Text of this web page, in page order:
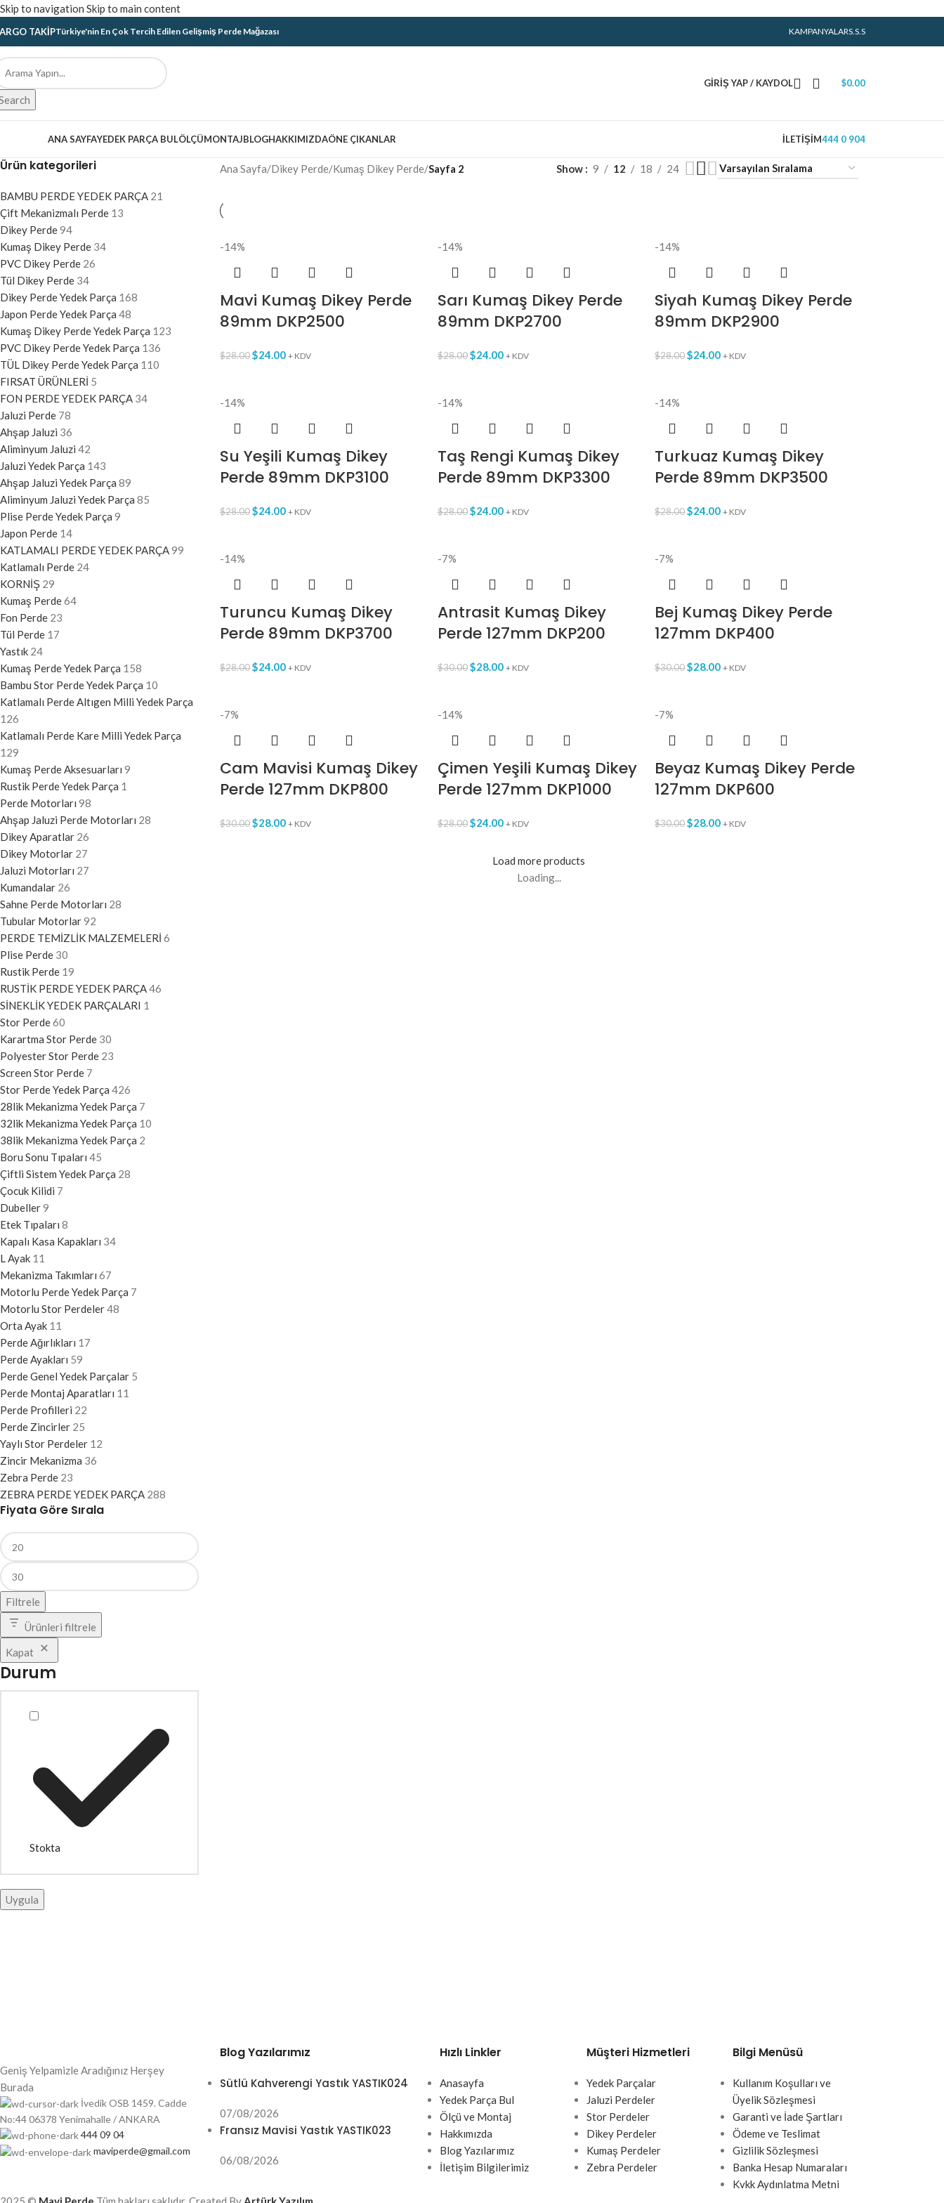
Skip to navigation Skip to main content
TAKIPTürkiye'nin En Çok Tercih Edilen Gelişmiş Perde Mağazası KAMPANYALARS.S.S
GIRIŞ YAP / KAYDOL $0.00
ANA SAYFAYEDEK PARÇA BULÖLÇÜMONTAJBLOGHAKKIMIZDAÖNE ÇIKANLAR İLETIŞIM444 0 904
Ürün kategorileri
BAMBU PERDE YEDEK PARÇA 21
Çift Mekanizmalı Perde 13
Dikey Perde94
Kumaş Dikey Perde 34
PVC Dikey Perde 26
Tül Dikey Perde 34
Dikey Perde Yedek Parça 168
Japon Perde Yedek Parça 48
Kumaş Dikey Perde Yedek Parça 123
PVC Dikey Perde Yedek Parça 136
TÜL Dikey Perde Yedek Parça 110
FIRSAT ÜRÜNLERİ 5
FON PERDE YEDEK PARÇA 34
Jaluzi Perde 78
Ahşap Jaluzi 36
Aliminyum Jaluzi 42
Jaluzi Yedek Parça 143
Ahşap Jaluzi Yedek Parça 89
Aliminyum Jaluzi Yedek Parça 85
Plise Perde Yedek Parça 9
Japon Perde 14
KATLAMALI PERDE YEDEK PARÇA99
Katlamalı Perde 24
KORNİŞ 29
Kumaş Perde64
Fon Perde 23
Tül Perde 17
Yastık 24
Kumaş Perde Yedek Parça 158
Bambu Stor Perde Yedek Parça 10
Katlamalı Perde Altıgen Milli Yedek Parça
126
Katlamalı Perde Kare Milli Yedek Parça
129
Kumaş Perde Aksesuarları 9
Rustik Perde Yedek Parça 1
Perde Motorları 98
Ahşap Jaluzi Perde Motorları 28
Dikey Aparatlar 26
Dikey Motorlar 27
Jaluzi Motorları 27
Kumandalar 26
Sahne Perde Motorları 28
Tubular Motorlar92
PERDE TEMİZLİK MALZEMELERİ 6
Plise Perde 30
Rustik Perde 19
RUSTİK PERDE YEDEK PARÇA46
SİNEKLİK YEDEK PARÇALARI 1
Stor Perde60
Karartma Stor Perde 30
Polyester Stor Perde 23
Screen Stor Perde 7
Stor Perde Yedek Parça 426
28lik Mekanizma Yedek Parça 7
32lik Mekanizma Yedek Parça 10
38lik Mekanizma Yedek Parça 2
Boru Sonu Tıpaları 45
Çiftli Sistem Yedek Parça 28
Çocuk Kilidi 7
Dubeller9
Etek Tıpaları 8
Kapalı Kasa Kapakları 34
L Ayak 11
Mekanizma Takımları 67
Motorlu Perde Yedek Parça 7
Motorlu Stor Perdeler48
Orta Ayak 11
Perde Ağırlıkları 17
Perde Ayakları 59
Perde Genel Yedek Parçalar 5
Perde Montaj Aparatları 11
Perde Profilleri 22
Perde Zincirler 25
Yaylı Stor Perdeler 12
Zincir Mekanizma 36
Zebra Perde 23
ZEBRA PERDE YEDEK PARÇA 288
Fiyata Göre Sırala
Filtrele
Ürünleri filtrele
Kapat
Durum
Stokta
Uygula
Ana Sayfa/Dikey Perde/Kumaş Dikey Perde/Sayfa 2 Show 9 12 18 24
-14%
Mavi Kumaş Dikey Perde
89mm DKP2500
$28.00$24.00 + KDV
-14%
Sarı Kumaş Dikey Perde
89mm DKP2700
$28.00 $24.00 + KDV
-14%
Siyah Kumaş Dikey Perde
89mm DKP2900
$28.00 $24.00 + KDV
-14%
Su Yeşili Kumaş Dikey
Perde 89mm DKP3100
$28.00$24.00 + KDV
-14%
Taş Rengi Kumaş Dikey
Perde 89mm DKP3300
$28.00 $24.00 + KDV
-14%
Turkuaz Kumaş Dikey
Perde 89mm DKP3500
$28.00 $24.00 + KDV
-14%
Turuncu Kumaş Dikey
Perde 89mm DKP3700
$28.00$24.00 + KDV
-7%
Antrasit Kumaş Dikey
Perde 127mm DKP200
$30.00 $28.00 + KDV
-7%
Bej Kumaş Dikey Perde
127mm DKP400
$30.00 $28.00 + KDV
-7%
Cam Mavisi Kumaş Dikey
Perde 127mm DKP800
$30.00$28.00 + KDV
-14%
Çimen Yeşili Kumaş Dikey
Perde 127mm DKP1000
$28.00 $24.00 + KDV
-7%
Beyaz Kumaş Dikey Perde
127mm DKP600
$30.00 $28.00 + KDV
Load more products
Loading...
Geniş Yelpamizle Aradığınız Herşey
Burada
İvedik OSB 1459. Cadde
No:44 06378 Yenimahalle / ANKARA
444 09 04
maviperde@gmail.com
Blog Yazılarımız
Sütlü Kahverengi Yastık YASTIK024
07/08/2026
Fransız Mavisi Yastık YASTIK023
06/08/2026
Hızlı Linkler
Anasayfa
Yedek Parça Bul
Ölçü ve Montaj
Hakkımızda
Blog Yazılarımız
İletişim Bilgilerimiz
Müşteri Hizmetleri
Yedek Parçalar
Jaluzi Perdeler
Stor Perdeler
Dikey Perdeler
Kumaş Perdeler
Zebra Perdeler
Bilgi Menüsü
Kullanım Koşulları ve
Üyelik Sözleşmesi
Garanti ve İade Şartları
Ödeme ve Teslimat
Gizlilik Sözleşmesi
Banka Hesap Numaraları
Kvkk Aydınlatma Metni